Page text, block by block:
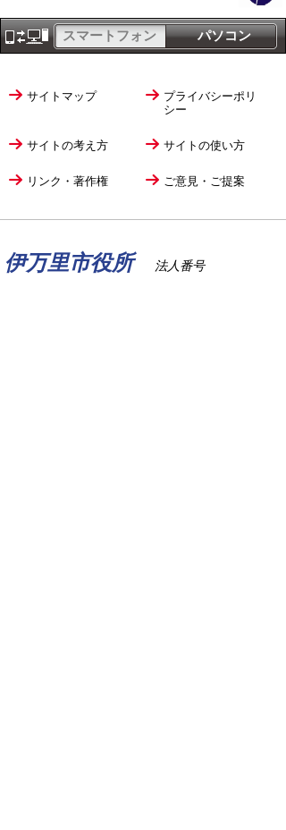
パソコン
スマートフォン
サイトマップ
プライバシーポリ
シー
サイトの考え方 サイトの使い方
リンク・著作権 ご意見・ご提案
伊万里市役所
法人番号